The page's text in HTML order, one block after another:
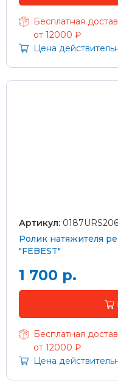
Бесплатная
от 12000 ₽
Цена
Артикул: 0187URS206
Ролик натяжителя
"FEBEST"
1 700 р.
Бесплатная
от 12000 ₽
Цена